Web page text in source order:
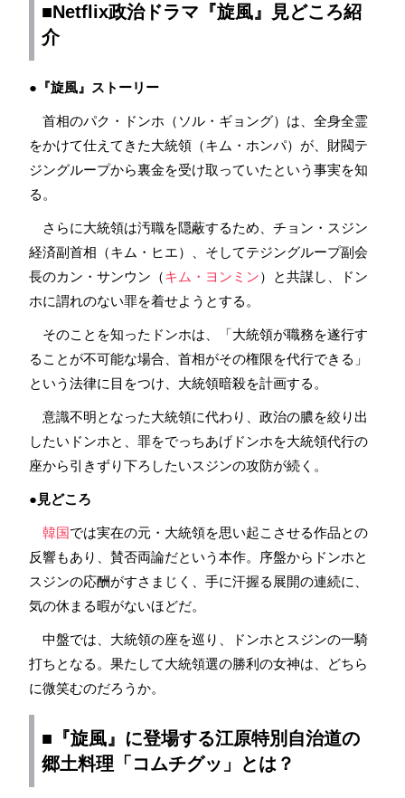
■Netflix政治ドラマ『旋風』見どころ紹
介
●『旋風』ストーリー
首相のパク・ドンホ（ソル・ギョング）は、全身全霊
をかけて仕えてきた大統領（キム・ホンパ）が、財閥テ
ジングループから裏金を受け取っていたという事実を知
る。
さらに大統領は汚職を隠蔽するため、チョン・スジン
経済副首相（キム・ヒエ）、そしてテジングループ副会
長のカン・サンウン（キム・ヨンミン）と共謀し、ドン
ホに謂れのない罪を着せようとする。
そのことを知ったドンホは、「大統領が職務を遂行す
ることが不可能な場合、首相がその権限を代行できる」
という法律に目をつけ、大統領暗殺を計画する。
意識不明となった大統領に代わり、政治の膿を絞り出
したいドンホと、罪をでっちあげドンホを大統領代行の
座から引きずり下ろしたいスジンの攻防が続く。
●見どころ
韓国では実在の元・大統領を思い起こさせる作品との
反響もあり、賛否両論だという本作。序盤からドンホと
スジンの応酬がすさまじく、手に汗握る展開の連続に、
気の休まる暇がないほどだ。
中盤では、大統領の座を巡り、ドンホとスジンの一騎
打ちとなる。果たして大統領選の勝利の女神は、どちら
に微笑むのだろうか。
■『旋風』に登場する江原特別自治道の
郷土料理「コムチグッ」とは？